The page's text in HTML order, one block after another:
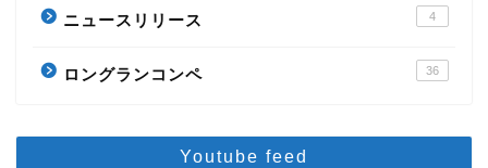
ニュースリリース 4
ロングランコンペ 36
Youtube feed